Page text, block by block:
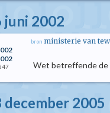
juni 2002
bron ministerie van
Wet betreffende de
2005